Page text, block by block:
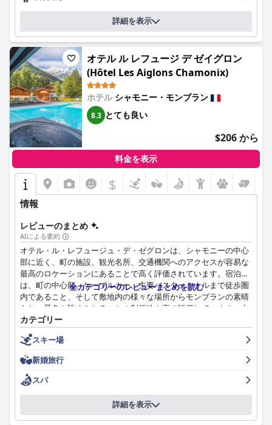
ゲストは一貫して、新鮮な地元産のオーガニック製品を使った朝
食ビュッフェの質と種類を称賛しており、際立った食体験となっ
ています。ホテル内のレストランでは、おいしい食事と活気のあ
る雰囲気を提供しており、ライブミュージックや子供の遊び場も
完備されています。ただし、一部のゲストはメニューが限られて
いることと、価格がやや高いことを指摘しています。
広々として清潔感のあるモダンな客室は、しばしば息をのむよう
な景色を誇り、ゲストの快適さに大きく貢献しています。ファミ
リースイートの広さや、ミニボーリングやゲームルームなど、子
供向けの多くのアクティビティやアメニティが充実しているた
め、家族連れに特に好評で、家族旅行に最適な目的地となってい
清潔さは大きな利点であり、ゲストはホテルを常に清潔で手入れ
が行き届いていると表現しており、滞在全体の快適さと居心地の
良さを高めています。フレンドリーで親切、そして効率的なスタ
ッフは、プロフェッショナルで丁寧な態度でゲストエクスペリエ
ンスを向上させています。
ホテルのWiFiは一般的に信頼性が高く高速で、特にビデオ通話に
適していますが、一部のゲストは混雑時に断続的な接続の問題を
経験しています。駐車場については評価が分かれています。地下
駐車場は安全でリーズナブルな価格ですが、スペースが限られて
おり狭いため、大型車には不便です。
このホテルは、スキーリゾートに近いこと、便利なスキー用具の
保管および乾燥施設があることから、スキー愛好家にとって最適
な選択肢です。戦略的な立地と、リフト券の購入や用具レンタル
のおすすめなど、包括的なスキー関連サービスにより、スキー体
験を最大限に楽しむことができます。
快適なベッドも特筆すべき点で、非常に清潔で広々としており、
高品質の寝具が備わっているとよく言われます。ただし、きしみ
や柔らかいシングルベッドなどの些細な問題が指摘されることも
ありますが、全体的な肯定的なフィードバックを大きく損なうも
詳細を表示
オテル ル レフュージ デ ゼイグロン
(Hôtel Les Aiglons Chamonix)
ホテル シャモニー・モンブラン
8.3 とても良い
$206 から
料金を表示
$
情報
レビューのまとめ
AIによる要約
オテル・ル・レフュージュ・デ・ゼグロンは、シャモニーの中心
部に近く、町の施設、観光名所、交通機関へのアクセスが容易な
最高のロケーションにあることで高く評価されています。宿泊客
は、町の中心部、ケーブルカー、主要バスターミナルまで徒歩圏
内であること、そして敷地内の様々な場所からモンブランの素晴
らしい景色を眺められることの利便性を高く評価しています。中
心部に位置しているにもかかわらず、ホテルはリラックスできる
穏やかな雰囲気を保っています。温水屋外プールや心地よいスパ
などのアメニティは好評で、フレンドリーで親切なスタッフが全
体的な宿泊客の体験を向上させています。
ホテルでの朝食は概ね好評で、ペストリーやマルチグレインパン
などの新鮮で自家製のアイテムが豊富な高品質のビュッフェが特
徴です。宿泊客は、朝食エリアからのバラエティとモンブランの
美しい景色を楽しんでいます。組織やコストに関するいくつかの
全カテゴリーのレビューまとめを読む
カテゴリー
スキー場
新婚旅行
スパ
詳細を表示